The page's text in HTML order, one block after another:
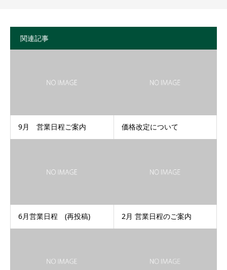
関連記事
9月 営業日程ご案内 価格改定について
6月営業日程 (再投稿) 2月 営業日程のご案内